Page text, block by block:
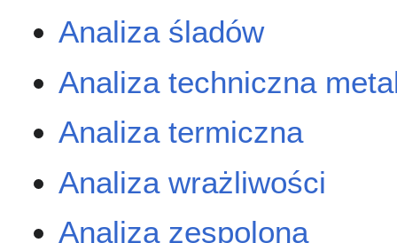
Analiza śladów
Analiza techniczna
Analiza termiczna
Analiza wrażliwości
Analiza zespolona